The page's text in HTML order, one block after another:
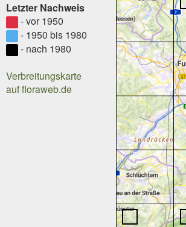
Letzter Nachweis
- vor 1950
- 1950 bis 1980
- nach 1980
Verbreitungskarte
auf floraweb.de